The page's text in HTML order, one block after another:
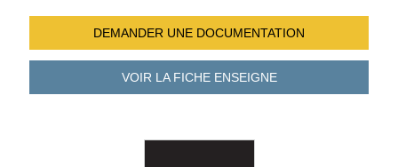
DEMANDER UNE DOCUMENTATION
VOIR LA FICHEENSEIGNE